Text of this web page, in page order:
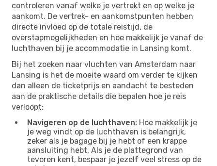
controleren vanaf welke je vertrekt en op welke je
aankomt. De vertrek- en aankomstpunten hebben
directe invloed op de totale reistijd, de
overstapmogelijkheden en hoe makkelijk je vanaf de
luchthaven bij je accommodatie in Lansing komt.
Bij het zoeken naar vluchten van Amsterdam naar
Lansing is het de moeite waard om verder te kijken
dan alleen de ticketprijs en aandacht te besteden
aan de praktische details die bepalen hoe je reis
verloopt:
Navigeren op de luchthaven: Hoe makkelijk je
je weg vindt op de luchthaven is belangrijk,
zeker als je bagage bij je hebt of een krappe
aansluiting hebt. Als je de plattegrond van
tevoren kent, bespaar je jezelf veel stress op de